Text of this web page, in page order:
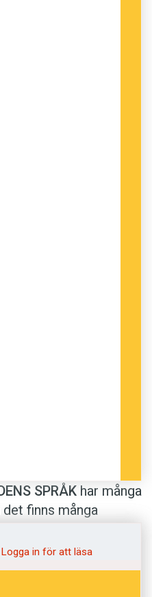
SPRÅK har många
finns många
om andra – deras
Logga in för att läsa